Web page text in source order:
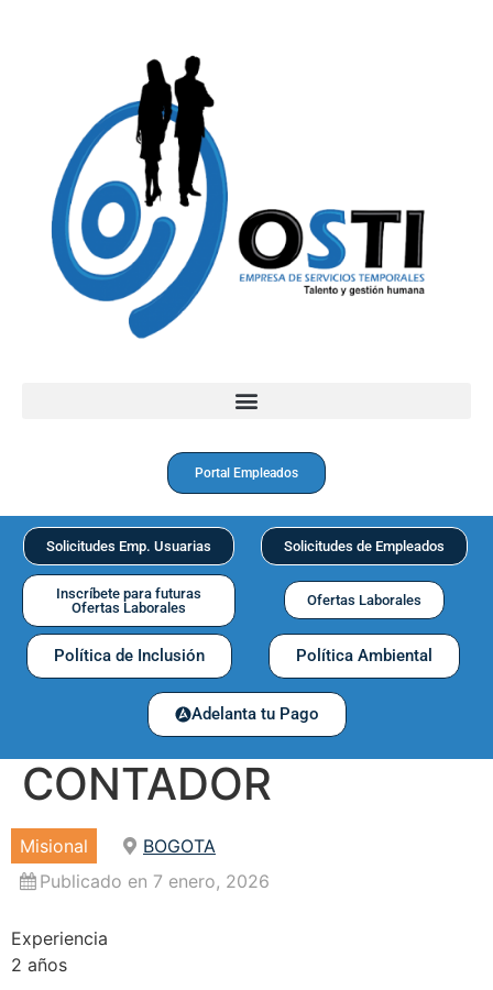
Portal Empleados
Solicitudes Emp. Usuarias Solicitudes de Empleados
Inscríbete para futuras
Ofertas Laborales
Ofertas Laborales
Política de Inclusión Política Ambiental
Adelanta tu Pago
CONTADOR
Misional
BOGOTA
Publicado en 7 enero, 2026
Experiencia
2 años